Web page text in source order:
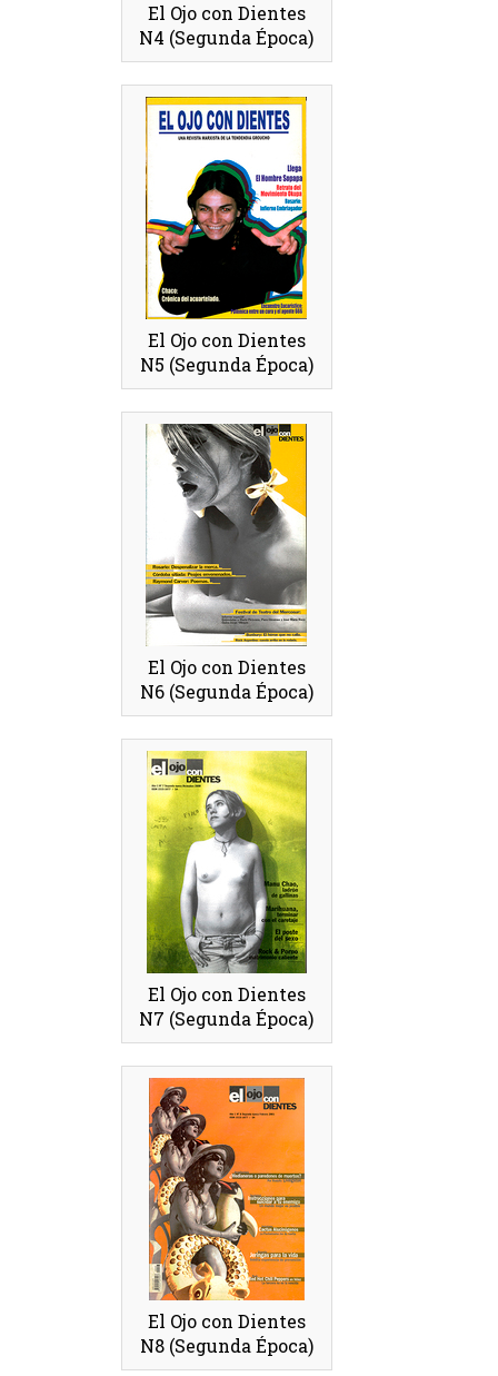
El Ojo con Dientes
N4 (Segunda Época)
El Ojo con Dientes
N5 (Segunda Época)
El Ojo con Dientes
N6 (Segunda Época)
El Ojo con Dientes
N7 (Segunda Época)
El Ojo con Dientes
N8 (Segunda Época)